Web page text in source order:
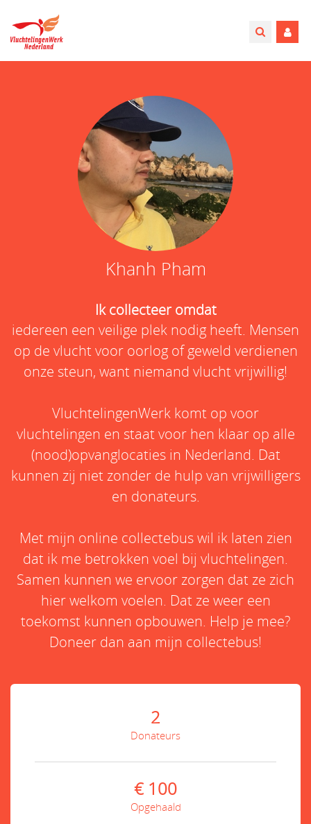
Khanh Pham
Ik collecteer omdat
iedereen een veilige plek nodig heeft. Mensen
op de vlucht voor oorlog of geweld verdienen
onze steun, want niemand vlucht vrijwillig!
VluchtelingenWerk komt op voor
vluchtelingen en staat voor hen klaar op alle
(nood)opvanglocaties in Nederland. Dat
kunnen zij niet zonder de hulp van vrijwilligers
en donateurs.
Met mijn online collectebus wil ik laten zien
dat ik me betrokken voel bij vluchtelingen.
Samen kunnen we ervoor zorgen dat ze zich
hier welkom voelen. Dat ze weer een
toekomst kunnen opbouwen. Help je mee?
Doneer dan aan mijn collectebus!
2
Donateurs
€ 100
Opgehaald